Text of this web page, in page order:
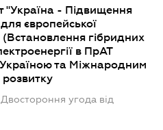
"Україна - Підвищення
європейської
(Встановлення гібридних
в ПрАТ
та Міжнародним
розвитку
угода від